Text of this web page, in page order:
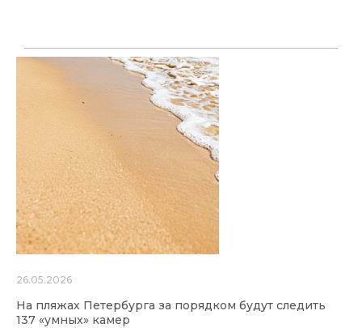
26.05.2026
На пляжах Петербурга за порядком будут следить
137 «умных» камер